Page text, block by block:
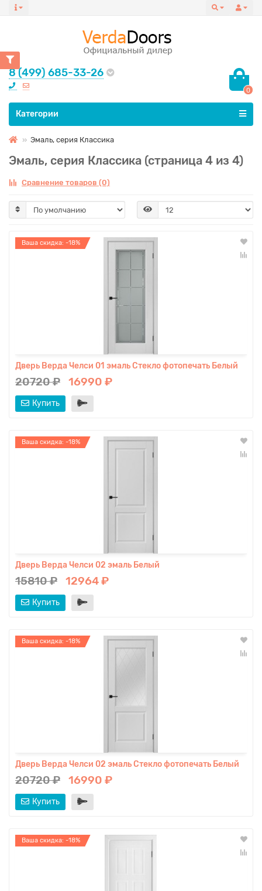
8 (499) 685-33-26
0
Все категории
Категории
Эмаль, серия Классика
Эмаль, серия Классика (страница 4 из 4)
Сравнение товаров (0)
Ваша скидка: -18%
Дверь Верда Челси 01 эмаль Стекло фотопечать Белый
20720 ₽ 16990 ₽
Купить
Ваша скидка: -18%
Дверь Верда Челси 02 эмаль Белый
15810 ₽ 12964 ₽
Купить
Ваша скидка: -18%
Дверь Верда Челси 02 эмаль Стекло фотопечать Белый
20720 ₽ 16990 ₽
Купить
Ваша скидка: -18%